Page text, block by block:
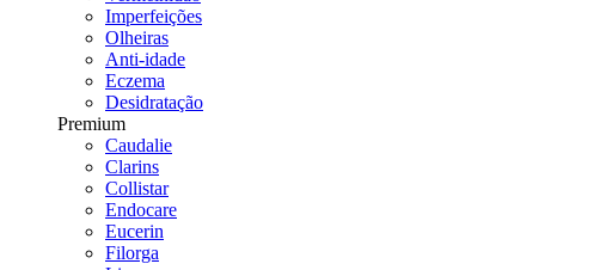
Imperfeições
Olheiras
Anti-idade
Eczema
Desidratação
Premium
Caudalie
Clarins
Collistar
Endocare
Eucerin
Filorga